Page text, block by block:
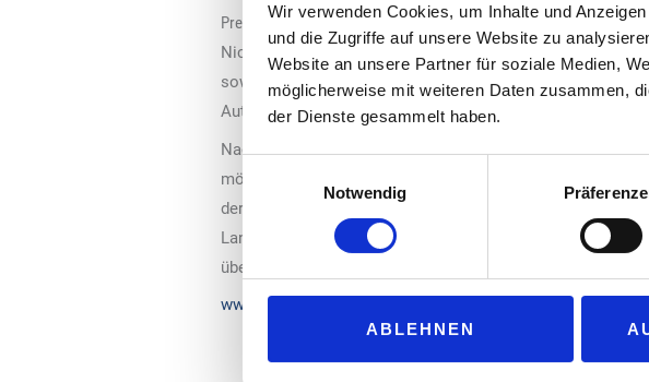
Wir verwenden Cookies, um Inhalte und
und die Zugriffe auf unsere Website zu
Website an unsere Partner für soziale Medien,
möglicherweise mit weiteren Daten zusammen,
der Dienste gesammelt haben.
Notwendig
ABLEHNEN
Preise anderer Betreiber bleiben unverändert
Nicht Teil der Aktion sind Ladepunkte anderer Betreiber
sowie die Blockiergebühr bleiben unverändert. „EnBW“
Auto-Fahrer im Alltag und unterwegs zu entlasten.
Nach Angaben des Unternehmens setzt „EnBW“ bei den
möglichst zu vermeiden. Preiserhöhungen im
der eigenen Schnellladeinfrastruktur. Im Schnitt finde sich
Langfristig will das Unternehmen rund 20 Prozent der
überprüft und an die Marktentwicklung angepasst.
www.enbw.com